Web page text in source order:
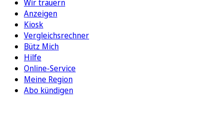
Wir trauern
Anzeigen
Kiosk
Vergleichsrechner
Bütz Mich
Hilfe
Online-Service
Meine Region
Abo kündigen